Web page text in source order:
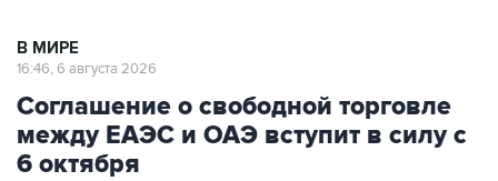
В МИРЕ
16:46, 6 августа 2026
Соглашение о свободной торговле
между ЕАЭС и ОАЭ вступит в силу с
6 октября